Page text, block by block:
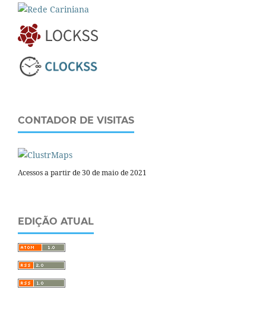
CONTADOR DE VISITAS
Acessos a partir de 30 de maio de 2021
EDIÇÃO ATUAL